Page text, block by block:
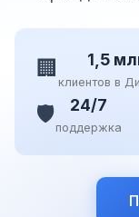
🏢 1,5
клиентов в
🛡️ 24/7
поддержка